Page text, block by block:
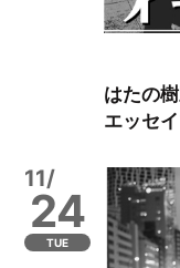
はたの
エッセ
11/
24
TUE